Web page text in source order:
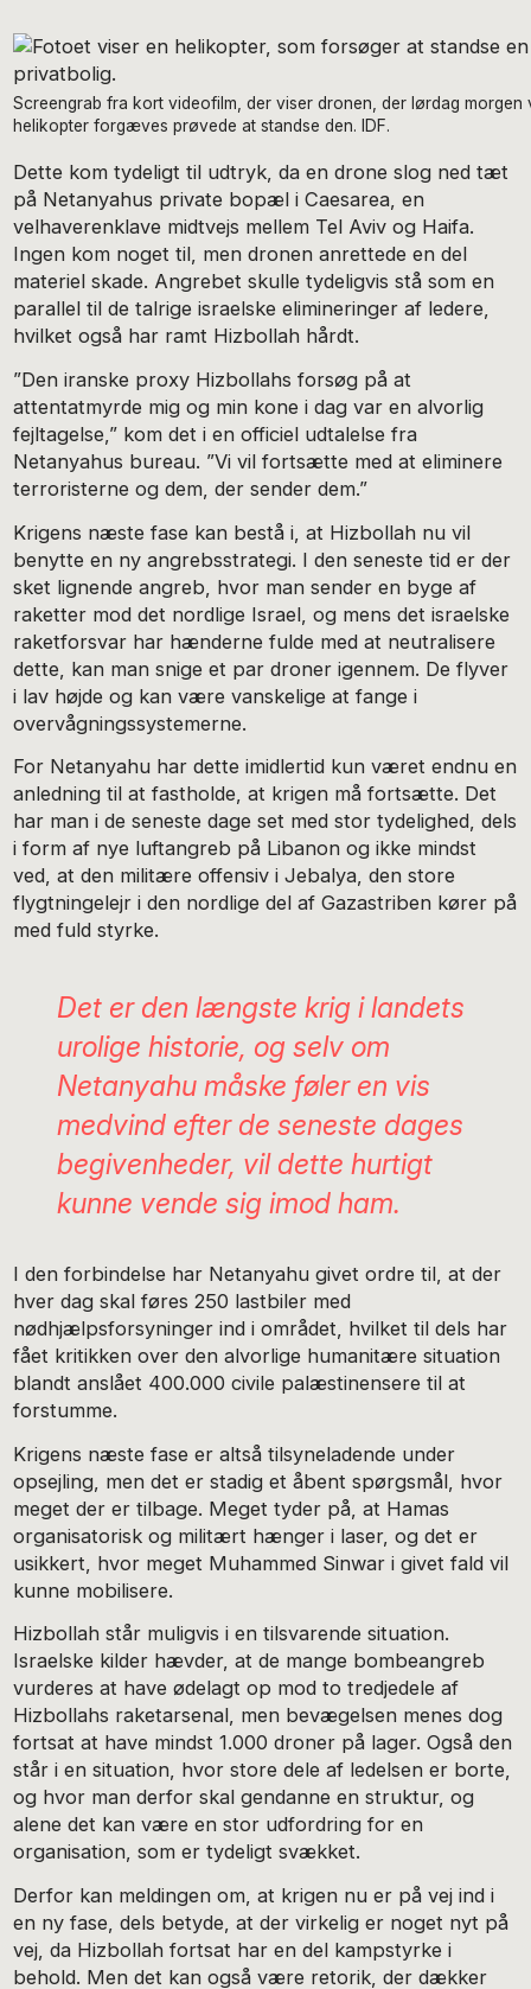
Screengrab fra kort videofilm, der viser dronen, der lørdag
helikopter forgæves prøvede at standse den. IDF.
Dette kom tydeligt til udtryk, da en drone slog ned tæt
på Netanyahus private bopæl i Caesarea, en
velhaverenklave midtvejs mellem Tel Aviv og Haifa.
Ingen kom noget til, men dronen anrettede en del
materiel skade. Angrebet skulle tydeligvis stå som en
parallel til de talrige israelske elimineringer af ledere,
hvilket også har ramt Hizbollah hårdt.
”Den iranske proxy Hizbollahs forsøg på at
attentatmyrde mig og min kone i dag var en alvorlig
fejltagelse,” kom det i en officiel udtalelse fra
Netanyahus bureau. ”Vi vil fortsætte med at eliminere
terroristerne og dem, der sender dem.”
Krigens næste fase kan bestå i, at Hizbollah nu vil
benytte en ny angrebsstrategi. I den seneste tid er der
sket lignende angreb, hvor man sender en byge af
raketter mod det nordlige Israel, og mens det israelske
raketforsvar har hænderne fulde med at neutralisere
dette, kan man snige et par droner igennem. De flyver
i lav højde og kan være vanskelige at fange i
overvågningssystemerne.
For Netanyahu har dette imidlertid kun været endnu en
anledning til at fastholde, at krigen må fortsætte. Det
har man i de seneste dage set med stor tydelighed, dels
i form af nye luftangreb på Libanon og ikke mindst
ved, at den militære offensiv i Jebalya, den store
flygtningelejr i den nordlige del af Gazastriben kører på
med fuld styrke.
Det er den længste krig i landets
urolige historie, og selv om
Netanyahu måske føler en vis
medvind efter de seneste dages
begivenheder, vil dette hurtigt
kunne vende sig imod ham.
I den forbindelse har Netanyahu givet ordre til, at der
hver dag skal føres 250 lastbiler med
nødhjælpsforsyninger ind i området, hvilket til dels har
fået kritikken over den alvorlige humanitære situation
blandt anslået 400.000 civile palæstinensere til at
forstumme.
Krigens næste fase er altså tilsyneladende under
opsejling, men det er stadig et åbent spørgsmål, hvor
meget der er tilbage. Meget tyder på, at Hamas
organisatorisk og militært hænger i laser, og det er
usikkert, hvor meget Muhammed Sinwar i givet fald vil
kunne mobilisere.
Hizbollah står muligvis i en tilsvarende situation.
Israelske kilder hævder, at de mange bombeangreb
vurderes at have ødelagt op mod to tredjedele af
Hizbollahs raketarsenal, men bevægelsen menes dog
fortsat at have mindst 1.000 droner på lager. Også den
står i en situation, hvor store dele af ledelsen er borte,
og hvor man derfor skal gendanne en struktur, og
alene det kan være en stor udfordring for en
organisation, som er tydeligt svækket.
Derfor kan meldingen om, at krigen nu er på vej ind i
en ny fase, dels betyde, at der virkelig er noget nyt på
vej, da Hizbollah fortsat har en del kampstyrke i
behold. Men det kan også være retorik, der dækker